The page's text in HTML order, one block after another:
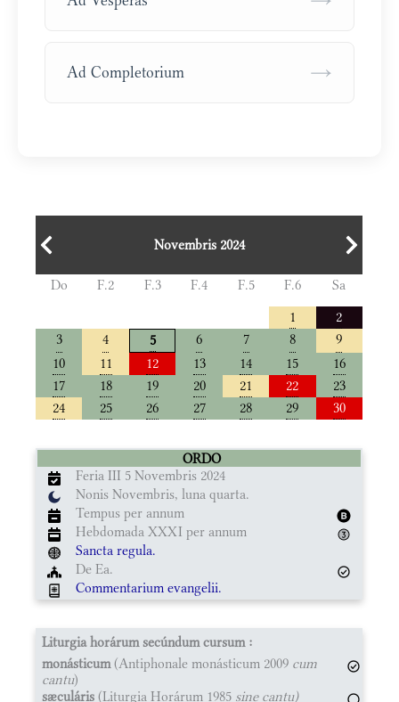
Ad Completorium →
Novembris 2024
Do F.2 F.3 F.4 F.5 F.6
Sa
1
2
3
4 5 6 7 8
9
10
11 12 13 14 15
16
17
18 19 20 21 22
23
24
25 26 27 28 29 30
ORDO
Feria III 5 Novembris 2024
Nonis Novembris, luna quarta.
Tempus per annum
Hebdomada XXXI per annum
Sancta regula.
De Ea.
Commentarium evangelii.
Liturgia horárum secúndum cursum :
monásticum(Antiphonale monásticum 2009 cum
cantu)
sæculáris (Liturgia Horárum 1985 sine cantu)